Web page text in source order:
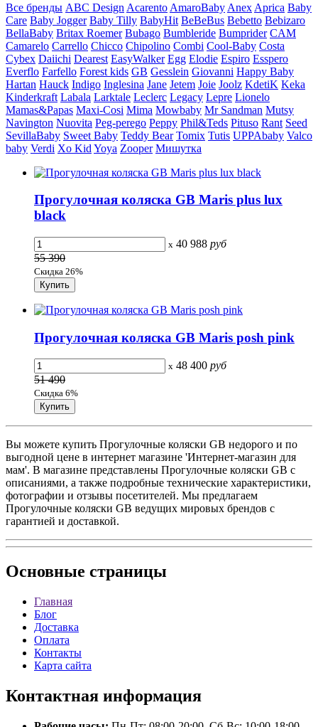
Все бренды ABC Design Acarento AmaroBaby Anex Aprica Baby
Care Baby Jogger Baby Tilly BabyHit BeBeBus Bebetto Bebizaro
BellaBaby Britax Roemer Bubago Bumbleride Bumprider CAM
Camarelo Carrello Chicco Chipolino Combi Cool-Baby Costa
Cybex Daiichi Dearest EasyWalker Egg Elodie Espiro Esspero
Everflo Farfello Forest kids GB Gesslein Giovanni Happy Baby
Hartan Hauck Indigo Inglesina Jane Jetem Joie Joolz KdetiK Keka
Kinderkraft Labala Larktale Leclerc Legacy Lepre Lionelo
Mamas&Papas Maxi-Cosi Mima Mowbaby Mr Sandman Mutsy
Navington Nuovita Peg-perego Peppy Phil&Teds Pituso Rant Seed
SevillaBaby Sweet Baby Teddy Bear Tomix Tutis UPPAbaby Valco
baby Verdi Xo Kid Yoya Zooper Мишутка
Прогулочная коляска GB Maris plus lux
black
x 40 988 руб
55 390
Скидка 26%
Прогулочная коляска GB Maris posh pink
x 48 400 руб
51 490
Скидка 6%
Вы можете купить Прогулочные коляски GB недорого и по
выгодной цене в интернет магазине 'Интернет-магазин для
мам'. В магазине представлены Прогулочные коляски GB с
описаниями, а также подробные технические характеристики,
фотографии и отзывы посетителей. Мы предлагаем
Прогулочные коляски GB ведущих мировых брендов с
гарантией и доставкой.
Основные страницы
Главная
Блог
Доставка
Оплата
Контакты
Карта сайта
Контактная информация